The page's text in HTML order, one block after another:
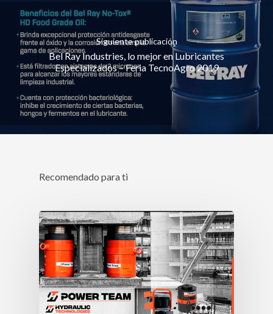
Siguiente publicación
Bel Ray Industries, lo mejor en Lubricantes
Especializados – Feria TecnoAgro 2019
Recomendado para ti